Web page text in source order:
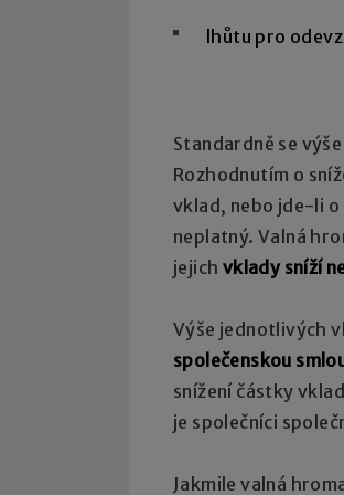
lhůtu pro
Standardně se
Rozhodnutím o
vklad, nebo jde-li o
neplatný. Valná
jejich vklady sníží
Výše jednotlivých
společenskou
snížení částky
je společníci
Jakmile valná